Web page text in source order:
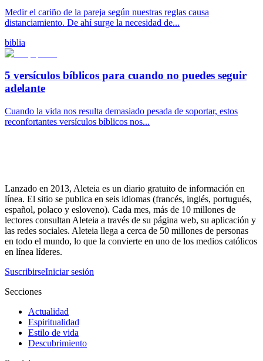
Medir el cariño de la pareja según nuestras reglas causa
distanciamiento. De ahí surge la necesidad de...
biblia
5 versículos bíblicos para cuando no puedes seguir
adelante
Cuando la vida nos resulta demasiado pesada de soportar, estos
reconfortantes versículos bíblicos nos...
Lanzado en 2013, Aleteia es un diario gratuito de información en
línea. El sitio se publica en seis idiomas (francés, inglés, portugués,
español, polaco y esloveno). Cada mes, más de 10 millones de
lectores consultan Aleteia a través de su página web, su aplicación y
las redes sociales. Aleteia llega a cerca de 50 millones de personas
en todo el mundo, lo que la convierte en uno de los medios católicos
en línea líderes.
SuscribirseIniciar sesión
Secciones
Actualidad
Espiritualidad
Estilo de vida
Descubrimiento